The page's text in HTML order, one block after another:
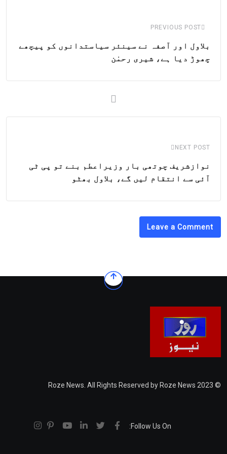
PREVIOUS POST
بلاول اور آصفہ نے سینئر سیاستدانوں کو پیچھے
چھوڑ دیا ہے، شیری رحمٰن
NEXT POST
نوازشریف چوتھی بار وزیراعطم بنے تو پی ٹی
آئی سے انتقام لیں گے، بلاول بھٹو
Leave a Comment
© 2023 Roze News. All Rights Reserved by Roze News
Follow Us On: